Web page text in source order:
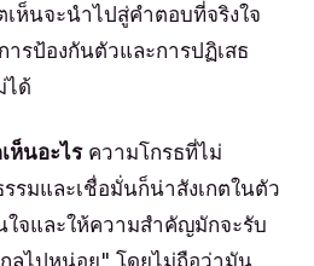
เห็นจะนำไปสู่คำตอบที่จริงใจ
รป้องกันตัวและการปฏิเสธ
ได้
ห็นอะไรความโกรธที่ไม่
รมและเชื่อมั่นก็น่าสังเกตในตัว
จและให้ความสำคัญมักจะรับ